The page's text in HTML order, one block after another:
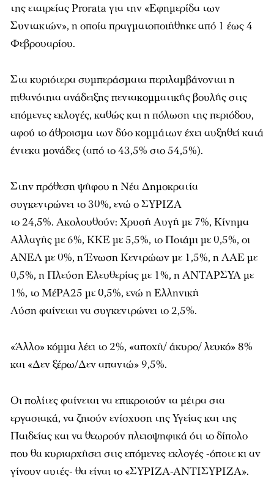
της εταιρείας Prorata για την «Εφημερίδα των
Συντακτών», η οποία πραγματοποιήθηκε από 1 έως 4
Φεβρουαρίου.
Στα κυριότερα συμπεράσματα περιλαμβάνονται η
πιθανότητα ανάδειξης πεντακομματικής βουλής στις
επόμενες εκλογές, καθώς και η πόλωση της περιόδου,
αφού το άθροισμα των δύο κομμάτων έχει αυξηθεί κατά
έντεκα μονάδες (από το 43,5% στο 54,5%).
Στην πρόθεση ψήφου η Νέα Δημοκρατία
συγκεντρώνει το 30%, ενώ ο ΣΥΡΙΖΑ
το 24,5%. Ακολουθούν: Χρυσή Αυγή με 7%, Κίνημα
Αλλαγής με 6%, ΚΚΕ με 5,5%, το Ποτάμι με 0,5%, οι
ΑΝΕΛ με 0%, η Ένωση Κεντρώων με 1,5%, η ΛΑΕ με
0,5%, η Πλεύση Ελευθερίας με 1%, η ΑΝΤΑΡΣΥΑ με
1%, το ΜέΡΑ25 με 0,5%, ενώ η Ελληνική
Λύση φαίνεται να συγκεντρώνει το 2,5%.
«Άλλο» κόμμα λέει το 2%, «αποχή/ άκυρο/ λευκό» 8%
και «Δεν ξέρω/Δεν απαντώ» 9,5%.
Οι πολίτες φαίνεται να επικροτούν τα μέτρα στα
εργασιακά, να ζητούν ενίσχυση της Υγείας και της
Παιδείας και να θεωρούν πλειοψηφικά ότι το δίπολο
που θα κυριαρχήσει στις επόμενες εκλογές -όποτε κι αν
γίνουν αυτές- θα είναι το «ΣΥΡΙΖΑ-ΑΝΤΙΣΥΡΙΖΑ».